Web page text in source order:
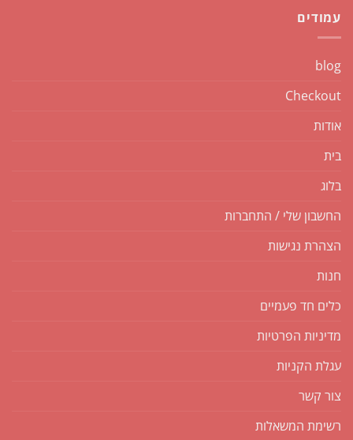
עמודים
blog
Checkout
אודות
בית
בלוג
החשבון שלי / התחברות
הצהרת נגישות
חנות
כלים חד פעמיים
מדיניות הפרטיות
עגלת הקניות
צור קשר
רשימת המשאלות